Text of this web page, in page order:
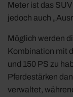
Meter ist das
jedoch auch
Möglich werden
Kombination mit
und 150 PS zu
Pferdestärken
verwaltet,